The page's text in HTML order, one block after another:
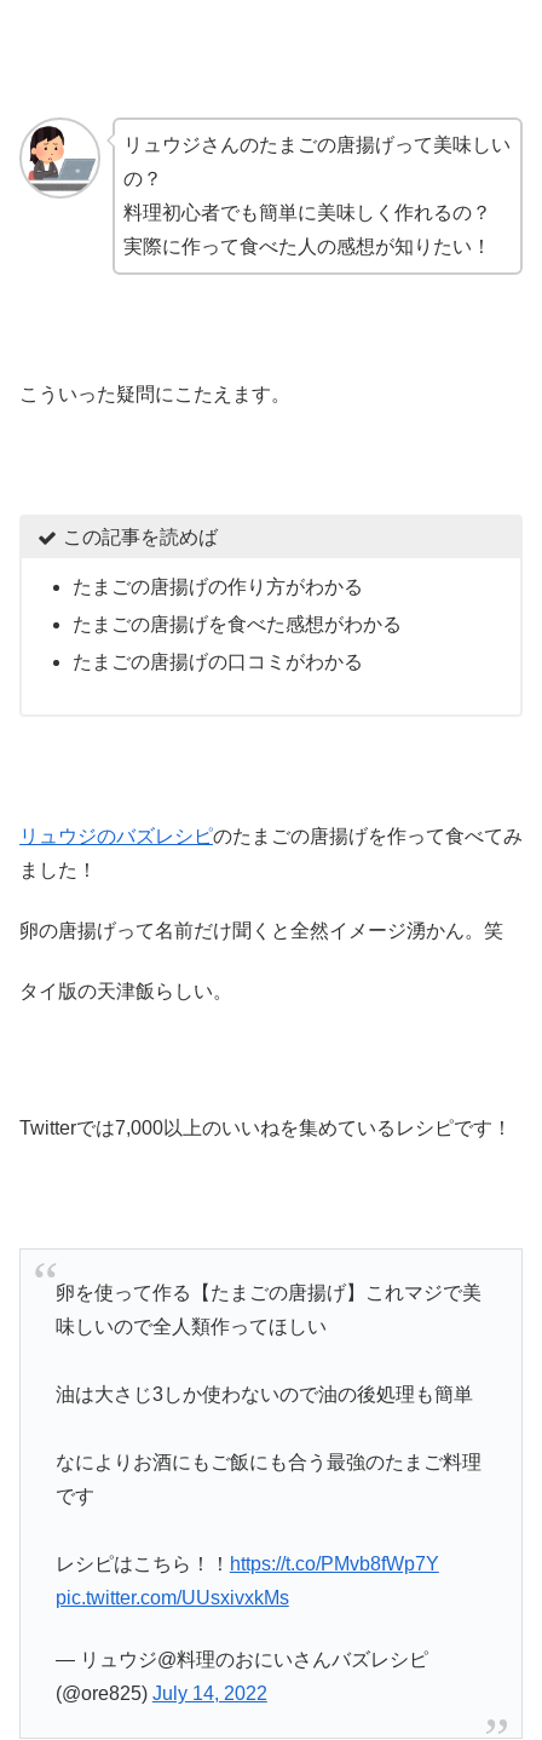
リュウジさんのたまごの唐揚げって美味しい
の？
料理初心者でも簡単に美味しく作れるの？
実際に作って食べた人の感想が知りたい！
こういった疑問にこたえます。
この記事を読めば
たまごの唐揚げの作り方がわかる
たまごの唐揚げを食べた感想がわかる
たまごの唐揚げの口コミがわかる
リュウジのバズレシピのたまごの唐揚げを作って食べてみ
ました！
卵の唐揚げって名前だけ聞くと全然イメージ湧かん。笑
タイ版の天津飯らしい。
Twitterでは7,000以上のいいねを集めているレシピです！
卵を使って作る【たまごの唐揚げ】これマジで美
味しいので全人類作ってほしい
油は大さじ3しか使わないので油の後処理も簡単
なによりお酒にもご飯にも合う最強のたまご料理
です
レシピはこちら！！ https://t.co/PMvb8fWp7Y
pic.twitter.com/UUsxivxkMs
— リュウジ@料理のおにいさんバズレシピ
(@ore825) July 14, 2022